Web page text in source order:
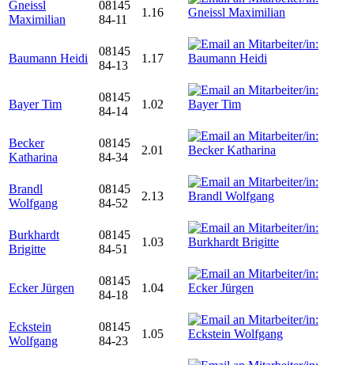
Gneissl
Maximilian
08145
84-11
1.16
Baumann Heidi
08145
84-13
1.17
Bayer Tim
08145
84-14
1.02
Becker
Katharina
08145
84-34
2.01
Brandl
Wolfgang
08145
84-52
2.13
Burkhardt
Brigitte
08145
84-51
1.03
Ecker Jürgen
08145
84-18
1.04
Eckstein
Wolfgang
08145
84-23
1.05